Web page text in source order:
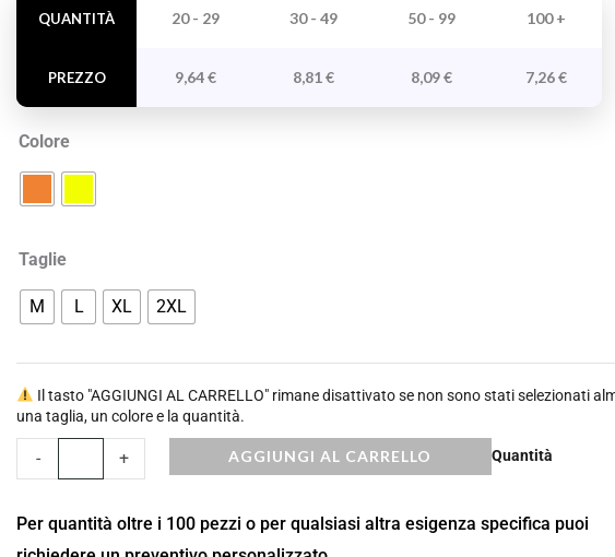
QUANTITÀ
PREZZO
20 - 29 30 - 49 50 - 99 100 +
9,64€ 8,81€ 8,09€ 7,26€
Colore
Taglie
M L XL 2XL
Il tasto "AGGIUNGI AL CARRELLO" rimane disattivato se non sono stati selezionati
una taglia, un colore e la quantità.
Quantità
-
Alta
quantità
+ AGGIUNGI AL CARRELLO
Per quantità oltre i 100 pezzi o per qualsiasi altra esigenza specifica puoi